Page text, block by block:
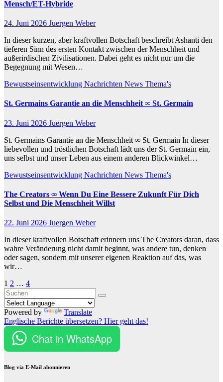
Mensch/ET-Hybride
24. Juni 2026 Juergen Weber
In dieser kurzen, aber kraftvollen Botschaft beschreibt Ashanti den
tieferen Sinn des ersten Kontakt zwischen der Menschheit und
außerirdischen Zivilisationen. Dabei geht es nicht nur um die
Begegnung mit Wesen…
Bewustseinsentwicklung Nachrichten News Thema's
St. Germains Garantie an die Menschheit ∞ St. Germain
23. Juni 2026 Juergen Weber
St. Germains Garantie an die Menschheit ∞ St. Germain In dieser
liebevollen und tröstlichen Botschaft lädt uns der St. Germain ein,
uns selbst und unser Leben aus einem anderen Blickwinkel…
Bewustseinsentwicklung Nachrichten News Thema's
The Creators ∞ Wenn Du Eine Bessere Zukunft Für Dich
Selbst und Die Menschheit Willst
22. Juni 2026 Juergen Weber
In dieser kraftvollen Botschaft erinnern uns The Creators daran, dass
wahre Veränderung nicht damit beginnt, was andere tun, denken
oder sagen, sondern mit unserer eigenen Reaktion auf das, was
wir…
Seitennummerierung
der
Beiträge
1 2 … 4
Powered by
Translate
Englische Berichte übersetzen? Hier geht das!
Chat in WhatsApp
Blog via E-Mail abonnieren